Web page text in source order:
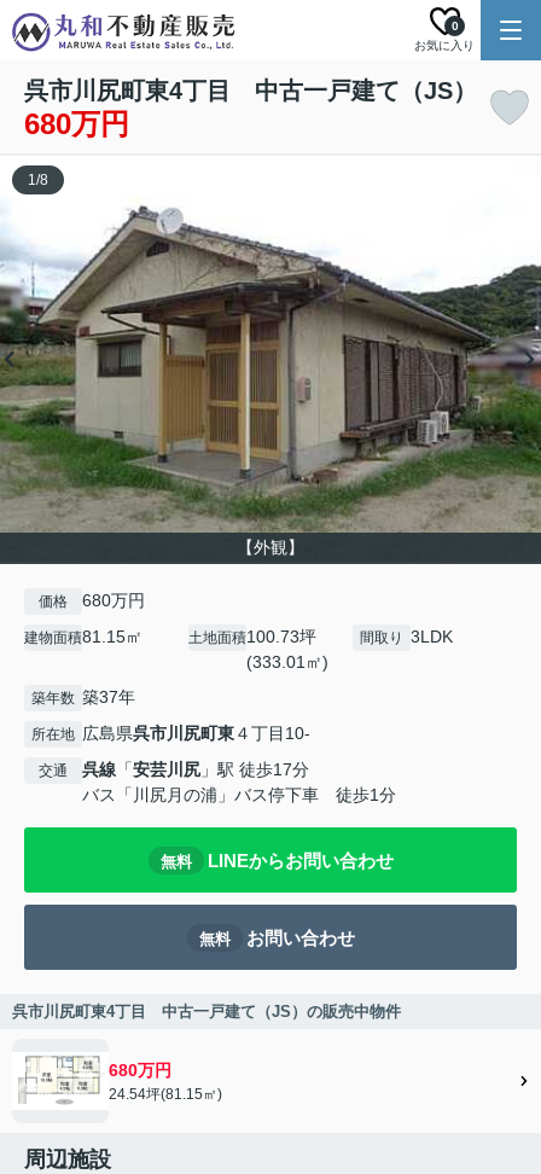
お気に入り
0
呉市川尻町東4丁目 中古一戸建て（JS）
680万円
【外観】
1/8
価格 680万円
建物面積81.15㎡ 土地面積100.73坪
(333.01㎡)
間取り 3LDK
築年数 築37年
所在地 広島県呉市川尻町東４丁目10-
交通 呉線 「安芸川尻 」駅 徒歩17分
バス「川尻月の浦」バス停下車 徒歩1分
無料 LINEからお問い合わせ
無料 お問い合わせ
呉市川尻町東4丁目 中古一戸建て（JS）の販売中物件
680万円
24.54坪(81.15㎡)
周辺施設